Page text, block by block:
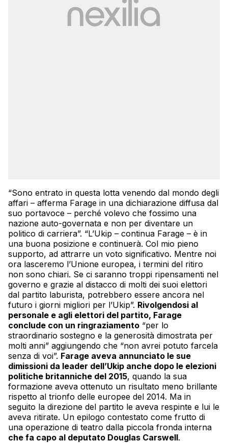
“Sono entrato in questa lotta venendo dal mondo degli
affari – afferma Farage in una dichiarazione diffusa dal
suo portavoce – perché volevo che fossimo una
nazione auto-governata e non per diventare un
politico di carriera”. “L’Ukip – continua Farage – è in
una buona posizione e continuerà. Col mio pieno
supporto, ad attrarre un voto significativo. Mentre noi
ora lasceremo l’Unione europea, i termini del ritiro
non sono chiari. Se ci saranno troppi ripensamenti nel
governo e grazie al distacco di molti dei suoi elettori
dal partito laburista, potrebbero essere ancora nel
futuro i giorni migliori per l’Ukip”. Rivolgendosi al
personale e agli elettori del partito, Farage
conclude con un ringraziamento “per lo
straordinario sostegno e la generosità dimostrata per
molti anni” aggiungendo che “non avrei potuto farcela
senza di voi”. Farage aveva annunciato le sue
dimissioni da leader dell’Ukip anche dopo le elezioni
politiche britanniche del 2015, quando la sua
formazione aveva ottenuto un risultato meno brillante
rispetto al trionfo delle europee del 2014. Ma in
seguito la direzione del partito le aveva respinte e lui le
aveva ritirate. Un epilogo contestato come frutto di
una operazione di teatro dalla piccola fronda interna
che fa capo al deputato Douglas Carswell.